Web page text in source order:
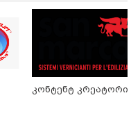
კონტენტ კრეატორი